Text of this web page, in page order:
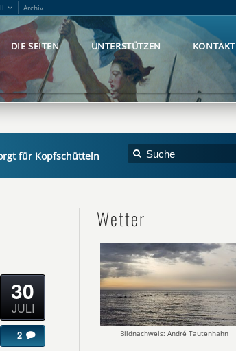
Archiv
DIE SEITEN UNTERSTÜTZEN KONTAKT
für Kopfschütteln
30
JULI
2
Wetter
Bildnachweis: André Tautenhahn
Archiv
DIE SEITEN UNTERSTÜTZEN KONTAKT